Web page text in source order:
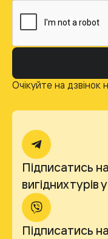
Очікуйте на
Підписатись
вигідних турів у
Підписатись